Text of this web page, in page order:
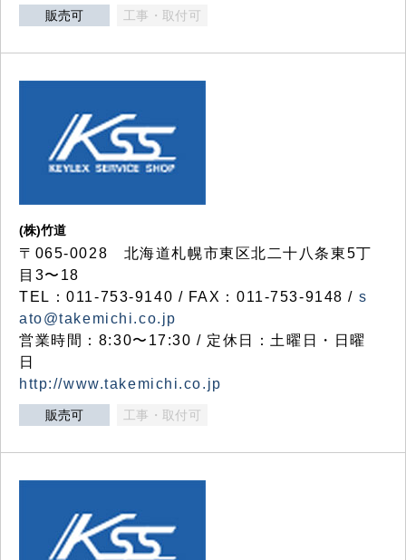
販売可 工事・取付可
(株)竹道
〒065-0028 北海道札幌市東区北二十八条東5丁
目3〜18
TEL：011-753-9140 / FAX：011-753-9148 / s
ato@takemichi.co.jp
営業時間：8:30〜17:30 / 定休日：土曜日・日曜
日
http://www.takemichi.co.jp
販売可 工事・取付可